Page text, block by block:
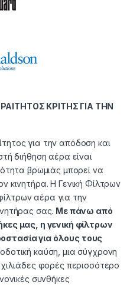
ΚΡΙΤΗΣ ΓΙΑ ΤΗΝ
για την απόδοση και
διήθηση αέρα είναι
βρωμιάς μπορεί να
κινητήρα. Η Γενική Φίλτρων
αέρα για την
σας. Με πάνω από
μας, η γενική φίλτρων
για όλους τους
καύση, μια σύγχρονη
φορές περισσότερο
συνθήκες